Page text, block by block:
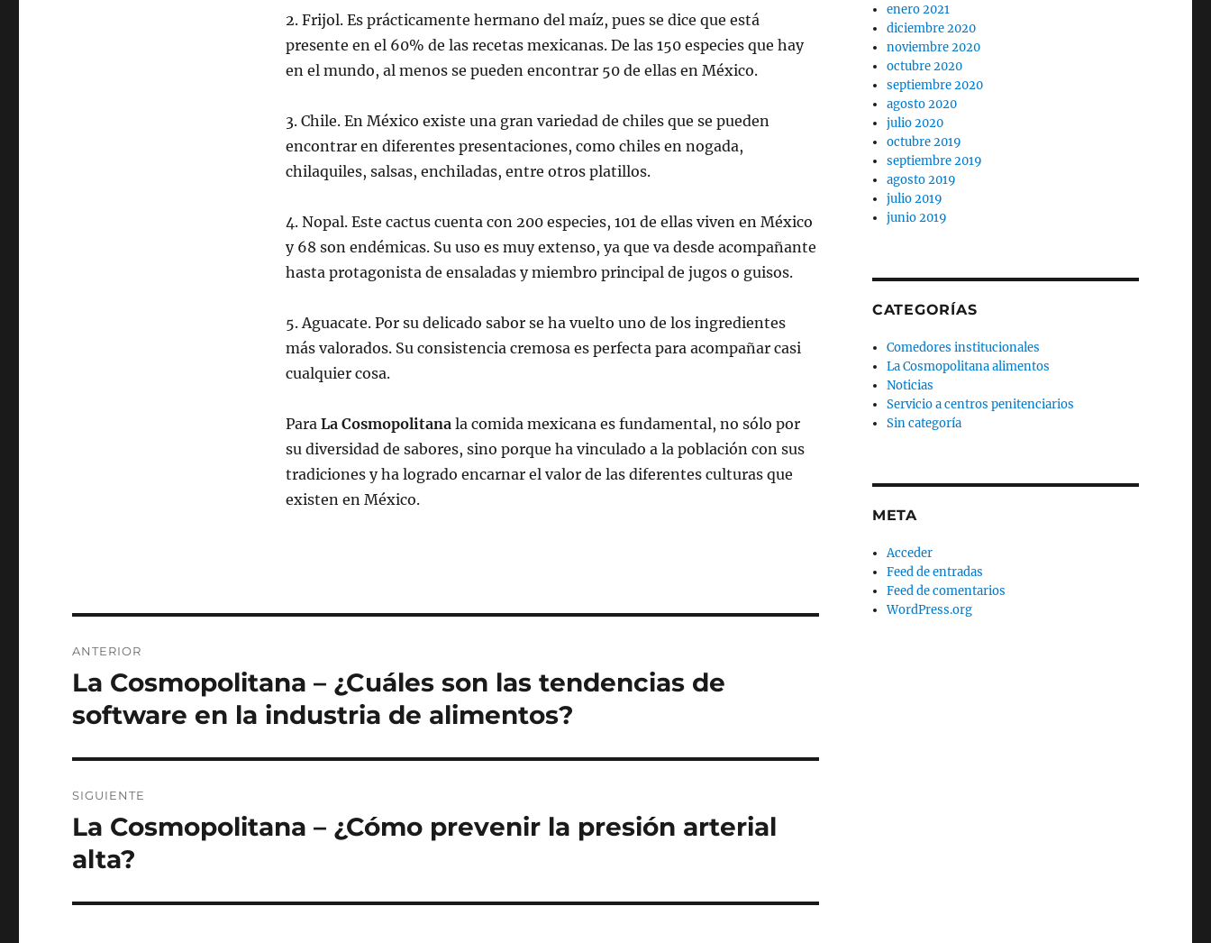
2. Frijol. Es prácticamente hermano del maíz, pues se dice que está
presente en el 60% de las recetas mexicanas. De las 150 especies que hay
en el mundo, al menos se pueden encontrar 50 de ellas en México.
3. Chile. En México existe una gran variedad de chiles que se pueden
encontrar en diferentes presentaciones, como chiles en nogada,
chilaquiles, salsas, enchiladas, entre otros platillos.
4. Nopal. Este cactus cuenta con 200 especies, 101 de ellas viven en México
y 68 son endémicas. Su uso es muy extenso, ya que va desde acompañante
hasta protagonista de ensaladas y miembro principal de jugos o guisos.
5. Aguacate. Por su delicado sabor se ha vuelto uno de los ingredientes
más valorados. Su consistencia cremosa es perfecta para acompañar casi
cualquier cosa.
Para La Cosmopolitana la comida mexicana es fundamental, no sólo por
su diversidad de sabores, sino porque ha vinculado a la población con sus
tradiciones y ha logrado encarnar el valor de las diferentes culturas que
existen en México.
de
entradas
ANTERIOR
Entrada
anterior:
La Cosmopolitana – ¿Cuáles son las tendencias de
software en la industria de alimentos?
SIGUIENTE
Siguiente
entrada:
La Cosmopolitana – ¿Cómo prevenir la presión arterial
alta?
enero 2021
diciembre 2020
noviembre 2020
octubre 2020
septiembre 2020
agosto 2020
julio 2020
octubre 2019
septiembre 2019
agosto 2019
julio 2019
junio 2019
CATEGORÍAS
Comedores institucionales
La Cosmopolitana alimentos
Noticias
Servicio a centros penitenciarios
Sin categoría
META
Acceder
Feed de entradas
Feed de comentarios
WordPress.org